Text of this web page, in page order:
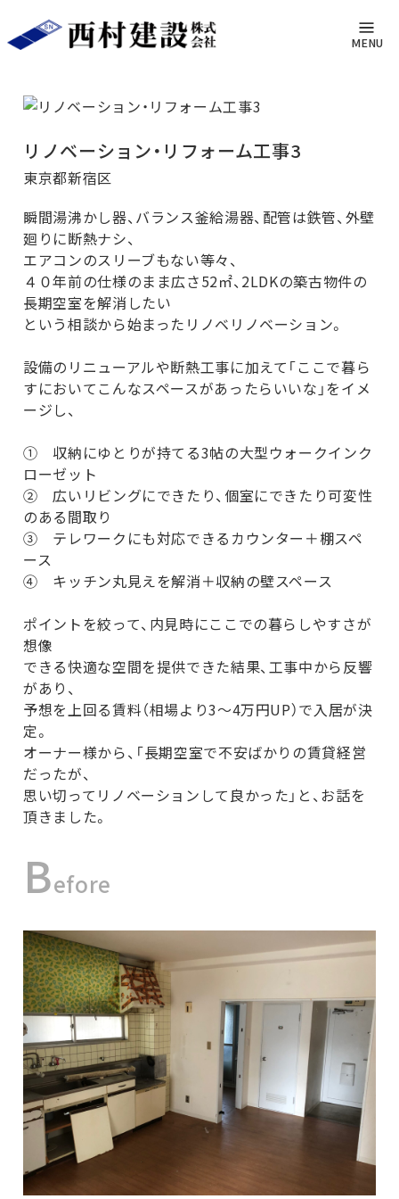
MENU
施工例
トップページ 施工例一覧 リノベーション・リフォーム工事3
リノベーション・リフォーム工事3
東京都新宿区
瞬間湯沸かし器、バランス釜給湯器、配管は鉄管、外壁
廻りに断熱ナシ、
エアコンのスリーブもない等々、
４０年前の仕様のまま広さ52㎡、2LDKの築古物件の
長期空室を解消したい
という相談から始まったリノベリノベーション。
設備のリニューアルや断熱工事に加えて「ここで暮ら
すにおいてこんなスペースがあったらいいな」をイメ
ージし、
① 収納にゆとりが持てる3帖の大型ウォークインク
ローゼット
② 広いリビングにできたり、個室にできたり可変性
のある間取り
③ テレワークにも対応できるカウンター＋棚スペ
ース
④ キッチン丸見えを解消＋収納の壁スペース
ポイントを絞って、内見時にここでの暮らしやすさが
想像
できる快適な空間を提供できた結果、工事中から反響
があり、
予想を上回る賃料（相場より3～4万円UP）で入居が決
定。
オーナー様から、「長期空室で不安ばかりの賃貸経営
だったが、
思い切ってリノベーションして良かった」と、お話を
頂きました。
before